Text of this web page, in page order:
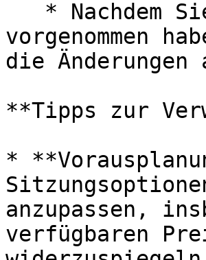
vorgenommen
die
**Tipps zur
*
anzupassen,
verfügbaren